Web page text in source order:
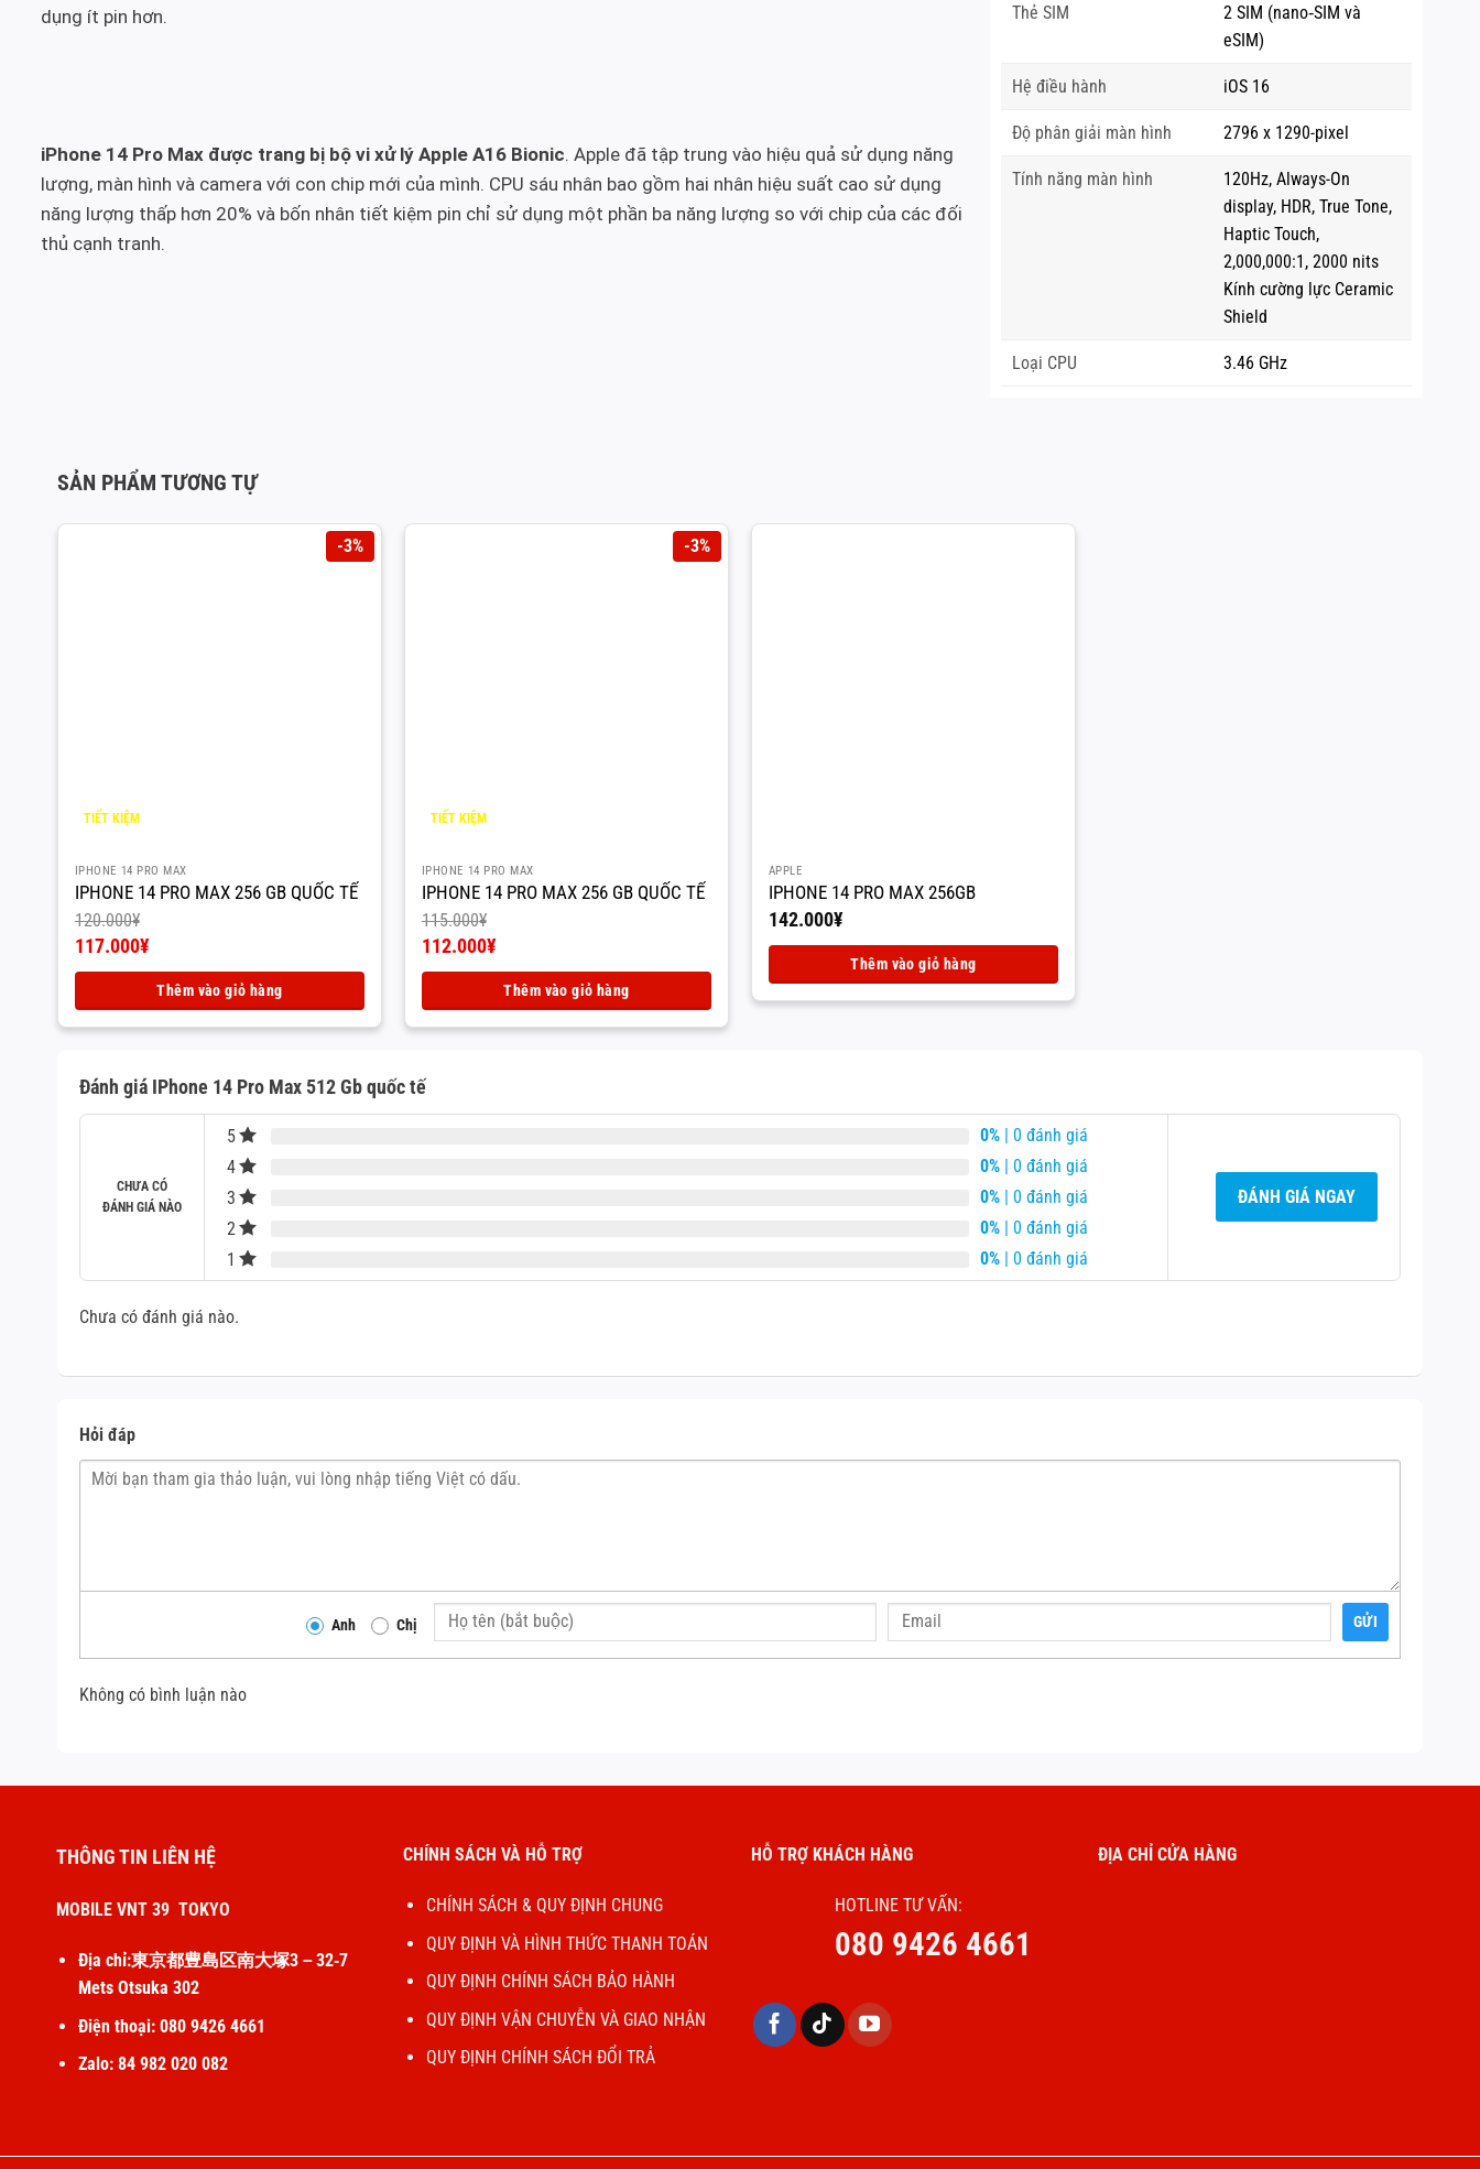
dụng ít pin hơn.
iPhone 14 Pro Max được trang bị bộ vi xử lý Apple A16 Bionic. Apple đã tập trung vào hiệu quả sử dụng năng
lượng, màn hình và camera với con chip mới của mình. CPU sáu nhân bao gồm hai nhân hiệu suất cao sử dụng
năng lượng thấp hơn 20% và bốn nhân tiết kiệm pin chỉ sử dụng một phần ba năng lượng so với chip của các đối
thủ cạnh tranh.
Thẻ SIM
2 SIM (nano‑SIM và
eSIM)
Hệ điều hành iOS 16
Độ phân giải màn hình 2796 x 1290-pixel
Tính năng màn hình
120Hz, Always-On
display, HDR, True Tone,
Haptic Touch,
2,000,000:1, 2000 nits
Kính cường lực Ceramic
Shield
Loại CPU 3.46 GHz
SẢN PHẨM TƯƠNG TỰ
-3%
TIẾT KIỆM
IPHONE 14 PRO MAX
IPHONE 14 PRO MAX 256 GB QUỐC TẾ
120.000¥
Giá
120.000¥.
117.000¥
tại
là:
Thêm vào giỏ hàng
-3%
TIẾT KIỆM
IPHONE 14 PRO MAX
IPHONE 14 PRO MAX 256 GB QUỐC TẾ
115.000¥
Giá
115.000¥.
112.000¥
tại
là:
Thêm vào giỏ hàng
APPLE
IPHONE 14 PRO MAX 256GB
142.000¥
Thêm vào giỏ hàng
Đánh giá IPhone 14 Pro Max 512 Gb quốc tế
CHƯA CÓ
ĐÁNH GIÁ NÀO
5 0% | 0 đánh giá
4
0% | 0 đánh giá
3
0% | 0 đánh giá
2
0% | 0 đánh giá
1
0% | 0 đánh giá
ĐÁNH GIÁ NGAY
Chưa có đánh giá nào.
Hỏi đáp
Anh Chị GỬI
Không có bình luận nào
THÔNG TIN LIÊN HỆ
MOBILE VNT 39 TOKYO
Địa chỉ:東京都豊島区南大塚3－32‐7
Mets Otsuka 302
Điện thoại: 080 9426 4661
Zalo: 84 982 020 082
CHÍNH SÁCH VÀ HỖ TRỢ
CHÍNH SÁCH & QUY ĐỊNH CHUNG
QUY ĐỊNH VÀ HÌNH THỨC THANH TOÁN
QUY ĐỊNH CHÍNH SÁCH BẢO HÀNH
QUY ĐỊNH VẬN CHUYỄN VÀ GIAO NHẬN
QUY ĐỊNH CHÍNH SÁCH ĐỔI TRẢ
HỖ TRỢ KHÁCH HÀNG
HOTLINE TƯ VẤN:
080 9426 4661
ĐỊA CHỈ CỬA HÀNG